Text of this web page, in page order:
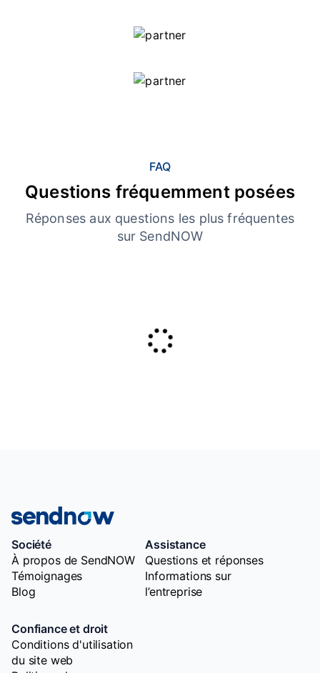
FAQ
Questions fréquemment posées
Réponses aux questions les plus fréquentes
sur SendNOW
Société
À propos de SendNOW
Témoignages
Blog
Assistance
Questions et réponses
Informations sur
l’entreprise
Confiance et droit
Conditions d'utilisation
du site web